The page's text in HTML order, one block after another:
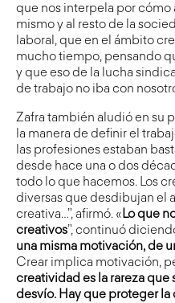
que nos interpela por cómo
mismo y al resto de la
laboral, que en el ámbito
mucho tiempo, pensando
y que eso de la lucha
de trabajo no iba con
Zafra también aludió en su
la manera de definir el
las profesiones estaban
desde hace una o dos
todo lo que hacemos. Los
diversas que desdibujan el
creativa…”, afirmó. « Lo que
creativos”, continuó
una misma motivación, de
Crear implica motivación,
creatividad es la rareza que
desvío. Hay que proteger